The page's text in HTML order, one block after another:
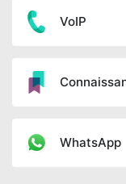
VoIP
WhatsApp